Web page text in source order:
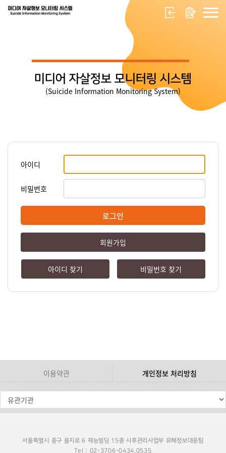
미디어 자살정보 모니터링 시스템
(Suicide Information Monitoring System)
아이디
비밀번호
로그인
회원가입
아이디 찾기 비밀번호 찾기
이용약관 개인정보 처리방침
서울특별시 중구 을지로 6 재능빌딩 15층 사후관리사업부 유해정보대응팀
Tel : 02-3706-0434,0535